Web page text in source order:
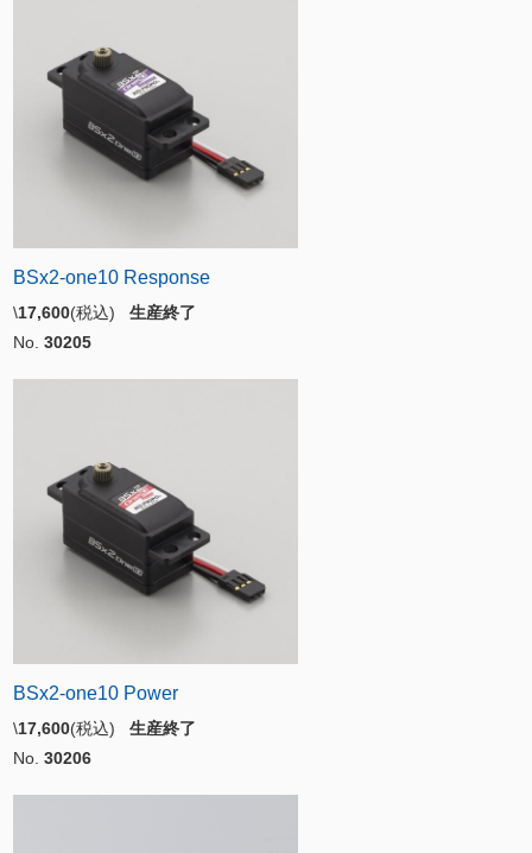
BSx2-one10 Response
\17,600(税込) 生産終了
No. 30205
BSx2-one10 Power
\17,600(税込) 生産終了
No. 30206